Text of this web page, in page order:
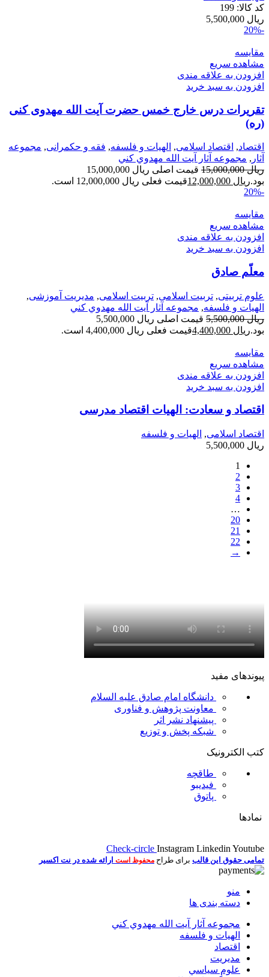
کد کالا: 199
ریال
-20%
مقایسه
مشاهده سریع
افزودن به علاقه مندی
افزودن به سبد خرید
تقریرات درس خارج خمس حضرت آیت الله مهدوی کنی
(ره)
اقتصاد, اقتصاد اسلامی, الهیات و فلسفه, فقه و حکمرانی, مجموعه
آثار , مجموعه آثار آيت الله مهدوي كني
ریال15,000,000
قیمت اصلی ریال 15,000,000
بود.ریال
قیمت فعلی ریال 12,000,000 است.
-20%
مقایسه
مشاهده سریع
افزودن به علاقه مندی
افزودن به سبد خرید
معلّم صادق
علوم تربیتی, تربیت اسلامی, تربیت اسلامی, مدیریت آموزشی,
الهیات و فلسفه, مجموعه آثار آيت الله مهدوي كني
ریال5,500,000
قیمت اصلی ریال 5,500,000
بود.ریال قیمت فعلی ریال 4,400,000 است.
مقایسه
مشاهده سریع
افزودن به علاقه مندی
افزودن به سبد خرید
اقتصاد و سعادت: الهیات اقتصاد مدرسی
اقتصاد اسلامی, الهیات و فلسفه
ریال
1
2
3
4
…
20
21
22
→
پیوندهای مفید
دانشگاه امام صادق علیه السلام
معاونت پژوهش و فناوری
پیشنهاد نشر اثر
شبکه پخش و توزیع
کتب الکترونیک
طاقچه
فیدیبو
پاتوق
نمادها
Check-circle Instagram Linkedin Youtube
تمامی حقوق این قالب برای طراح محفوظ است ارائه شده در نت اکسیر
منو
دسته بندی ها
مجموعه آثار آيت الله مهدوي كني
الهیات و فلسفه
اقتصاد
مديريت
علوم سياسي